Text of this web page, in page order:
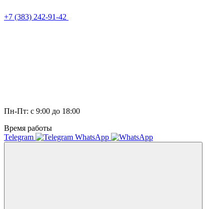
+7 (383) 242-91-42
Пн-Пт: с 9:00 до 18:00
Время работы
Telegram
WhatsApp